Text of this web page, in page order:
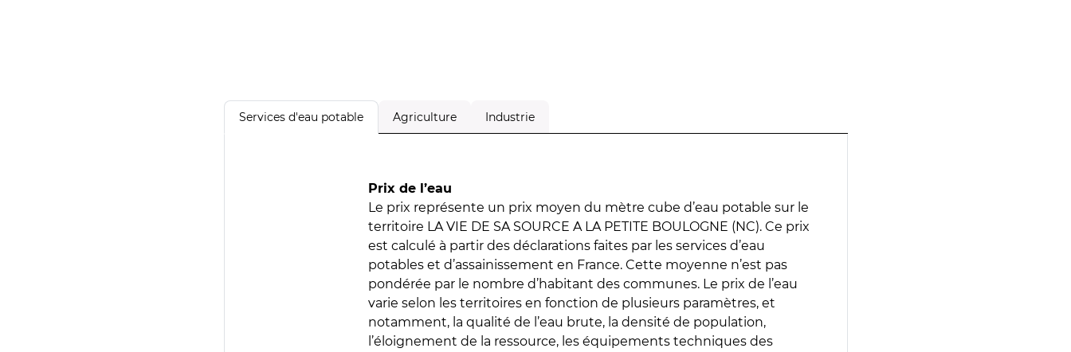
Services d'eau potable Agriculture Industrie
Prix de l’eau
Le prix représente un prix moyen du mètre cube d’eau potable sur le
territoire LA VIE DE SA SOURCE A LA PETITE BOULOGNE (NC). Ce prix
est calculé à partir des déclarations faites par les services d’eau
potables et d’assainissement en France. Cette moyenne n’est pas
pondérée par le nombre d’habitant des communes. Le prix de l’eau
varie selon les territoires en fonction de plusieurs paramètres, et
notamment, la qualité de l’eau brute, la densité de population,
l’éloignement de la ressource, les équipements techniques des